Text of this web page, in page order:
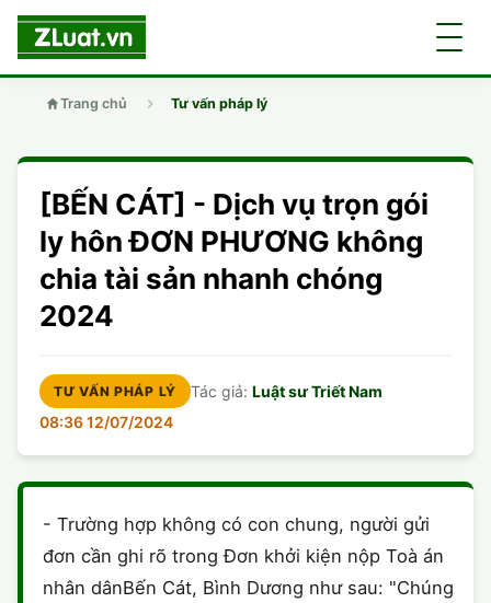
LUẬT SƯ
CHUYÊN VIÊN
TUYỂN DỤNG
DÂN SỰ
DOANH NGHIỆP
GIẤY PHÉP CON
LAO ĐỘNG
DÂN SỰ
DOANH NGHIỆP
ĐẤT ĐAI
HÀNH CHÍNH
DI CHÚC
ĐĂNG KÝ XE
HÀNH CHÍNH
LY HÔN
ĐẤT ĐAI
HÌNH SỰ
Trang chủ Tư vấn pháp lý
[BẾN CÁT] - Dịch vụ trọn gói
ly hôn ĐƠN PHƯƠNG không
chia tài sản nhanh chóng
2024
TƯ VẤN PHÁP LÝ Tác giả:Luật sư Triết Nam
08:36 12/07/2024
- Trường hợp không có con chung, người gửi
đơn cần ghi rõ trong Đơn khởi kiện nộp Toà án
nhân dânBến Cát, Bình Dương như sau: "Chúng